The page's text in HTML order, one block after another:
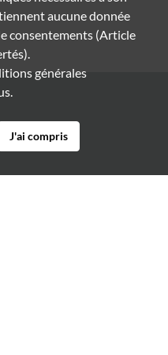
aucune donnée
consentements (Article
générales
J'ai compris